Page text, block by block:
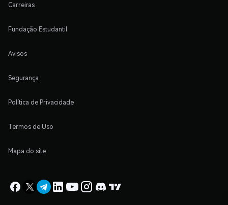
Carreiras
Fundação Estudantil
Avisos
Segurança
Política de Privacidade
Termos de Uso
Mapa do site